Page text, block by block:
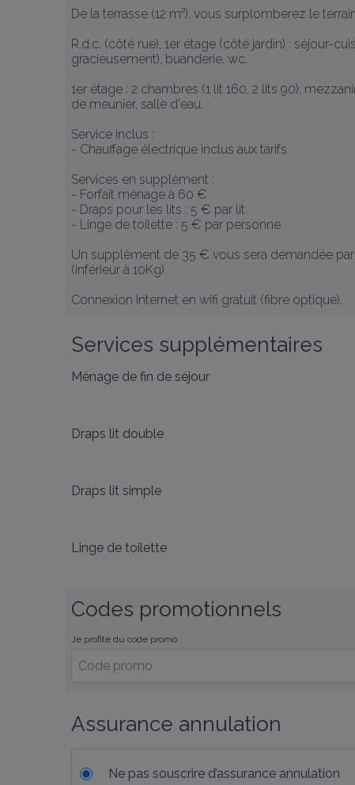
De la terrasse (12 m²), vous surplomberez le
R.d.c. (côté rue), 1er étage (côté jardin) : séjour-
gracieusement), buanderie, wc.
1er étage : 2 chambres (1 lit 160, 2 lits 90),
de meunier, salle d'eau.
Service inclus :
- Chauffage électrique inclus aux tarifs.
Services en supplément :
- Forfait ménage à 60 €
- Draps pour les lits : 5 € par lit
- Linge de toilette : 5 € par personne
Un supplément de 35 € vous sera demandée
(inférieur à 10Kg).
Connexion Internet en wifi gratuit (fibre optique).
Services supplémentaires
Ménage de fin de séjour
Draps lit double
Draps lit simple
Linge de toilette
Codes promotionnels
Je profite du code promo
Assurance annulation
Ne pas souscrire d’assurance annulation